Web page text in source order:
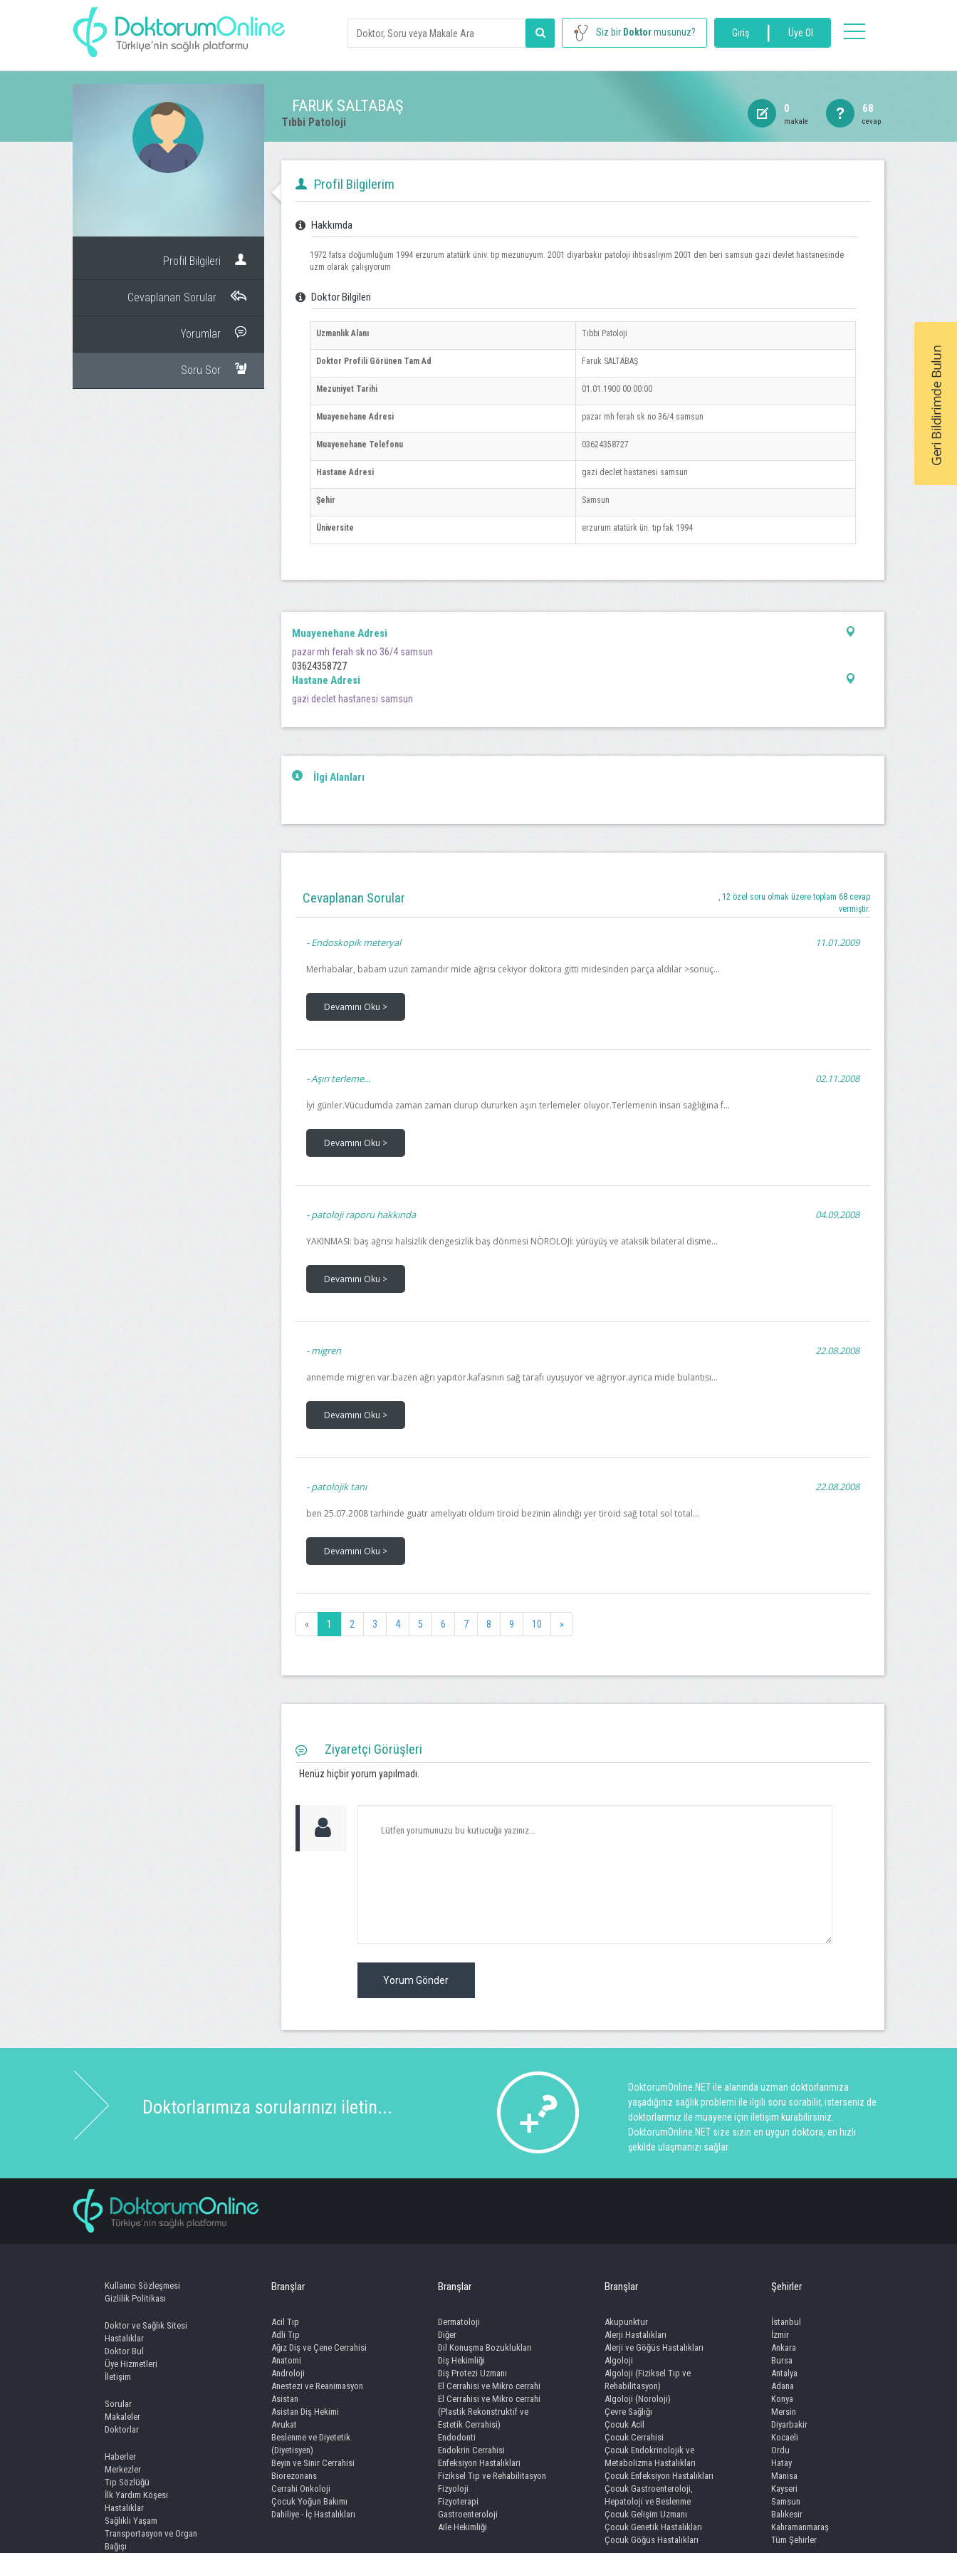
Siz bir Doktormusunuz? Giriş | Üye Ol
toggle
FARUK SALTABAŞ
Tıbbi Patoloji
0
makale
68
cevap
Profil Bilgileri
Cevaplanan Sorular
Yorumlar
Soru Sor
Profil Bilgilerim
Hakkımda
1972 fatsa doğumluğum 1994 erzurum atatürk üniv. tıp mezunuyum. 2001 diyarbakır patoloji ihtisaslıyım 2001 den beri samsun gazi devlet hastanesinde
uzm olarak çalışıyorum
Doktor Bilgileri
Uzmanlık Alanı Tıbbi Patoloji
Doktor Profili Görünen Tam Ad Faruk SALTABAŞ
Mezuniyet Tarihi 01.01.1900 00:00:00
Muayenehane Adresi pazar mh ferah sk no 36/4 samsun
Muayenehane Telefonu 03624358727
Hastane Adresi gazi declet hastanesi samsun
Şehir Samsun
Üniversite erzurum atatürk ün. tıp fak 1994
Muayenehane Adresi
pazar mh ferah sk no 36/4 samsun
03624358727
Hastane Adresi
gazi declet hastanesi samsun
İlgi Alanları
Cevaplanan Sorular
, 12 özel soru olmak üzere toplam 68 cevap
vermiştir.
Endoskopik meteryal 11.01.2009
Merhabalar, babam uzun zamandır mide ağrısı cekiyor doktora gitti midesinden parça aldılar >sonuç...
Devamını Oku >
Aşırı terleme... 02.11.2008
İyi günler.Vücudumda zaman zaman durup dururken aşırı terlemeler oluyor.Terlemenin insan sağlığına f...
Devamını Oku >
patoloji raporu hakkında 04.09.2008
YAKINMASI: baş ağrısı halsizlik dengesizlik baş dönmesi NÖROLOJİ: yürüyüş ve ataksik bilateral disme...
Devamını Oku >
migren 22.08.2008
annemde migren var.bazen ağrı yapıtor.kafasının sağ tarafı uyuşuyor ve ağrıyor.ayrıca mide bulantısı...
Devamını Oku >
patolojik tanı 22.08.2008
ben 25.07.2008 tarhinde guatr ameliyatı oldum tiroid bezinin alındığı yer tiroid sağ total sol total...
Devamını Oku >
« 1 2 3 4 5 6 7 8 9 10 »
Ziyaretçi Görüşleri
Henüz hiçbir yorum yapılmadı.
Yorum Gönder
Doktorlarımıza sorularınızı iletin...
DoktorumOnline.NET ile alanında uzman doktorlarımıza
yaşadığınız sağlık problemi ile ilgili soru sorabilir, isterseniz de
doktorlarımız ile muayene için iletişim kurabilirsiniz.
DoktorumOnline.NET size sizin en uygun doktora, en hızlı
şekilde ulaşmanızı sağlar.
Kullanıcı Sözleşmesi
Gizlilik Politikası
Doktor ve Sağlık Sitesi
Hastalıklar
Doktor Bul
Üye Hizmetleri
İletişim
Sorular
Makaleler
Doktorlar
Haberler
Merkezler
Tıp Sözlüğü
İlk Yardım Köşesi
Hastalıklar
Sağlıklı Yaşam
Transportasyon ve Organ
Bağışı
Branşlar
Acil Tıp
Adli Tıp
Ağız Diş ve Çene Cerrahisi
Anatomi
Androloji
Anestezi ve Reanimasyon
Asistan
Asistan Diş Hekimi
Avukat
Beslenme ve Diyetetik
(Diyetisyen)
Beyin ve Sinir Cerrahisi
Biorezonans
Cerrahi Onkoloji
Çocuk Yoğun Bakımı
Dahiliye - İç Hastalıkları
Branşlar
Dermatoloji
Diğer
Dil Konuşma Bozuklukları
Diş Hekimliği
Diş Protezi Uzmanı
El Cerrahisi ve Mikro cerrahi
El Cerrahisi ve Mikro cerrahi
(Plastik Rekonstruktif ve
Estetik Cerrahisi)
Endodonti
Endokrin Cerrahisi
Enfeksiyon Hastalıkları
Fiziksel Tıp ve Rehabilitasyon
Fizyoloji
Fizyoterapi
Gastroenteroloji
Aile Hekimliği
Branşlar
Akupunktur
Alerji Hastalıkları
Alerji ve Göğüs Hastalıkları
Algoloji
Algoloji (Fiziksel Tıp ve
Rehabilitasyon)
Algoloji (Noroloji)
Çevre Sağlığı
Çocuk Acil
Çocuk Cerrahisi
Çocuk Endokrinolojik ve
Metabolizma Hastalıkları
Çocuk Enfeksiyon Hastalıkları
Çocuk Gastroenteroloji,
Hepatoloji ve Beslenme
Çocuk Gelişim Uzmanı
Çocuk Genetik Hastalıkları
Çocuk Göğüs Hastalıkları
Şehirler
İstanbul
İzmir
Ankara
Bursa
Antalya
Adana
Konya
Mersin
Diyarbakir
Kocaeli
Ordu
Hatay
Manisa
Kayseri
Samsun
Balıkesir
Kahramanmaraş
Tüm Şehirler